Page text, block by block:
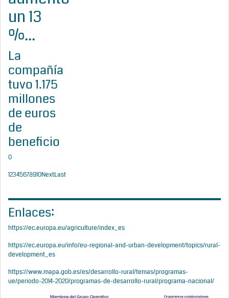
un 13
%...
La
compañía
tuvo 1.175
millones
de euros
de
beneficio
0
12345678910NextLast
Enlaces:
https://ec.europa.eu/agriculture/index_es
https://ec.europa.eu/info/eu-regional-and-urban-development/topics/rural-
development_es
https://www.mapa.gob.es/es/desarrollo-rural/temas/programas-
ue/periodo-2014-2020/programas-de-desarrollo-rural/programa-nacional/